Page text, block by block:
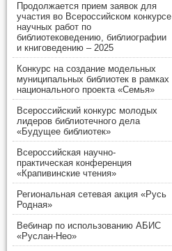
Продолжается прием заявок для
участия во Всероссийском конкурсе
научных работ по
библиотековедению, библиографии
и книговедению – 2025
Конкурс на создание модельных
муниципальных библиотек в рамках
национального проекта «Семья»
Всероссийский конкурс молодых
лидеров библиотечного дела
«Будущее библиотек»
Всероссийская научно-
практическая конференция
«Крапивинские чтения»
Региональная сетевая акция «Русь
Родная»
Вебинар по использованию АБИС
«Руслан-Нео»